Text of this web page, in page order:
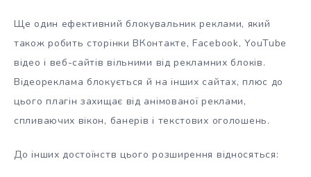
Ще один ефективний блокувальник реклами, який
також робить сторінки ВКонтакте, Facebook, YouTube
відео і веб-сайтів вільними від рекламних блоків.
Відеореклама блокується й на інших сайтах, плюс до
цього плагін захищає від анімованої реклами,
спливаючих вікон, банерів і текстових оголошень.
До інших достоїнств цього розширення відносяться: